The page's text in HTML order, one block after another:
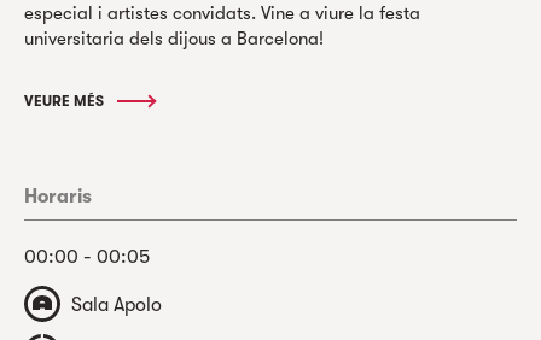
especial i artistes convidats. Vine a viure la festa
universitaria dels dijous a Barcelona!
VEURE MÉS
Horaris
00:00 - 00:05
Sala Apolo